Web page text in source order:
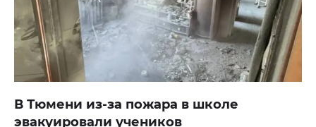
В Тюмени из-за пожара в школе
эвакуировали учеников